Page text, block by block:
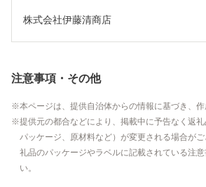
株式会社伊藤清商店
注意事項・その他
本ページは、提供自治体からの情報に基づき、作
提供元の都合などにより、掲載中に予告なく返礼
パッケージ、原材料など）が変更される場合が
礼品のパッケージやラベルに記載されている注
い。